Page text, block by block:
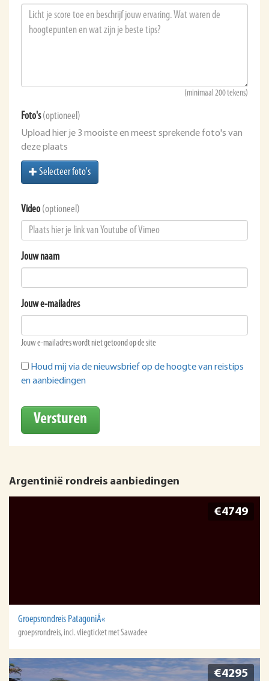
(minimaal 200 tekens)
Foto's (optioneel)
Upload hier je 3 mooiste en meest sprekende foto's van
deze plaats
Selecteer foto's
Video (optioneel)
Jouw naam
Jouw e-mailadres
Jouw e-mailadres wordt niet getoond op de site
Houd mij via de nieuwsbrief op de hoogte van reistips
en aanbiedingen
Versturen
Argentinië rondreis aanbiedingen
€4749
Groepsrondreis PatagoniÃ«
groepsrondreis, incl. vliegticket met Sawadee
€4295